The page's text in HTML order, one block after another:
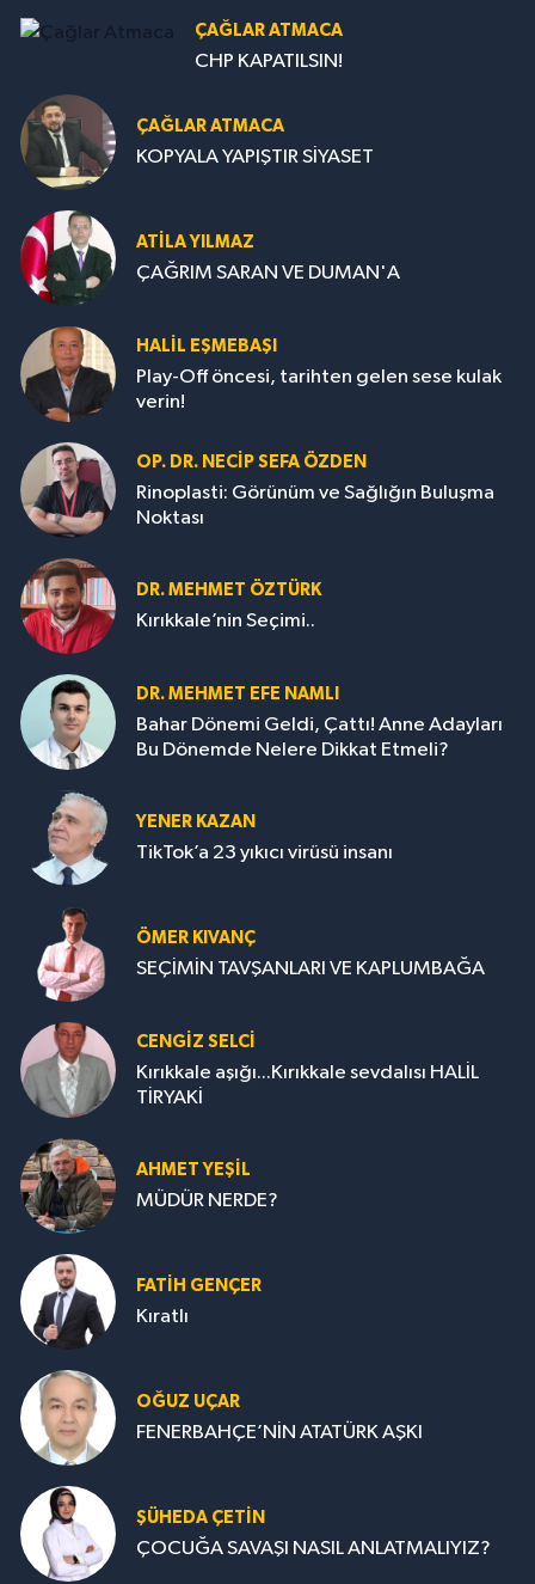
ÇAĞLAR ATMACA
CHP KAPATILSIN!
ÇAĞLAR ATMACA
KOPYALA YAPIŞTIR SİYASET
ATILA YILMAZ
ÇAĞRIM SARAN VE DUMAN'A
HALIL EŞMEBAŞI
Play-Off öncesi, tarihten gelen sese kulak
verin!
OP. DR. NECIP SEFA ÖZDEN
Rinoplasti: Görünüm ve Sağlığın Buluşma
Noktası
DR. MEHMET ÖZTÜRK
Kırıkkale’nin Seçimi..
DR. MEHMET EFE NAMLI
Bahar Dönemi Geldi, Çattı! Anne Adayları
Bu Dönemde Nelere Dikkat Etmeli?
YENER KAZAN
TikTok’a 23 yıkıcı virüsü insanı
ÖMER KIVANÇ
SEÇİMİN TAVŞANLARI VE KAPLUMBAĞA
CENGİZ SELCİ
Kırıkkale aşığı...Kırıkkale sevdalısı HALİL
TİRYAKİ
AHMET YEŞİL
MÜDÜR NERDE?
FATIH GENÇER
Kıratlı
OĞUZ UÇAR
FENERBAHÇE’NİN ATATÜRK AŞKI
ŞÜHEDA ÇETİN
ÇOCUĞA SAVAŞI NASIL ANLATMALIYIZ?